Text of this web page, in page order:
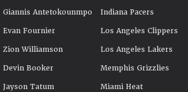
Giannis Antetokounmpo
Evan Fournier
Zion Williamson
Devin Booker
Jayson Tatum
Indiana Pacers
Los Angeles Clippers
Los Angeles Lakers
Memphis Grizzlies
Miami Heat